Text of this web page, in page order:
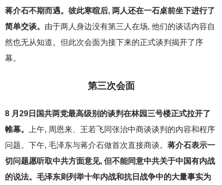
蒋介石不期而遇。彼此寒暄后, 两人还在一石桌前坐下进行了
简单交谈。 由于两人身边没有第三人在场, 他们的谈话内容自
然也无从知道。但此次会面为接下来的正式谈判揭开了序
幕。
第三次会面
8 月29日国共两党最高级别的谈判在林园三号楼正式拉开了
帷幕。
上午, 周恩来、王若飞同张治中商谈谈判的内容和程序
问题。下午, 毛泽东与蒋介石做首次直接商谈。 蒋介石表示一
切问题愿听取中共方面意见, 但不能同意中共关于中国有内战
的说法。毛泽东则列举十年内战和抗日战争中的大量事实为